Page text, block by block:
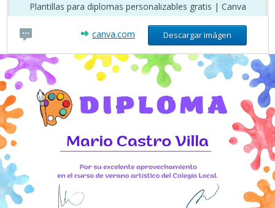
Plantillas para diplomas personalizables gratis | Canva
Descargar imágen
canva.com